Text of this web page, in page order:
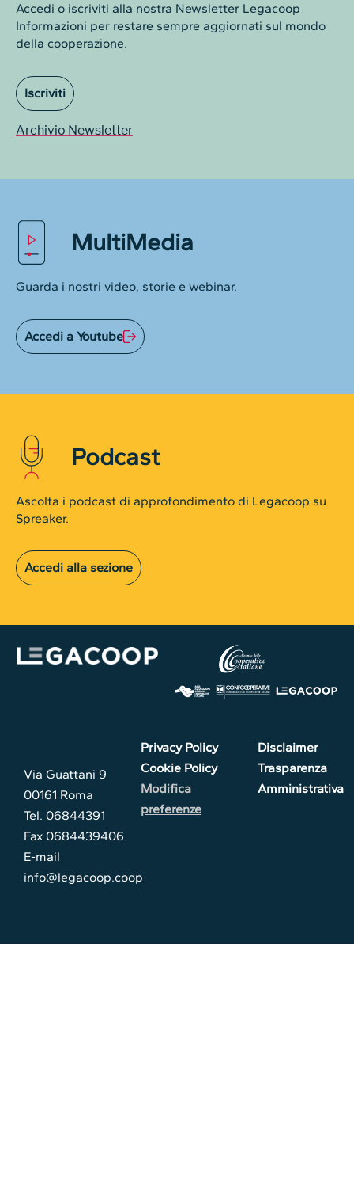
Accedi o iscriviti alla nostra Newsletter Legacoop
Informazioni per restare sempre aggiornati sul mondo
della cooperazione.
Iscriviti
Archivio Newsletter
MultiMedia
Guarda i nostri video, storie e webinar.
Accedi a Youtube
Podcast
Ascolta i podcast di approfondimento di Legacoop su
Spreaker.
Accedi alla sezione
Via Guattani 9
00161 Roma
Tel. 06844391
Fax 0684439406
E-mail
info@legacoop.coop
Privacy Policy
Cookie Policy
Modifica
preferenze
Disclaimer
Trasparenza
Amministrativa